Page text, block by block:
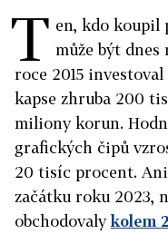
T en, kdo koupil
může být dnes
roce 2015
kapse zhruba 200
miliony korun.
grafických čipů
20 tisíc procent.
začátku roku 2023,
obchodovalykolem